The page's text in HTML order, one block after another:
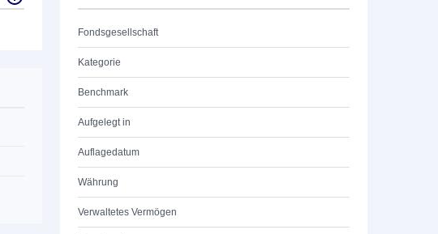
Fondsgesellschaft
Kategorie
Benchmark
Aufgelegt in
Auflagedatum
Währung
Verwaltetes Vermögen